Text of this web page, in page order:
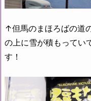
↑但馬のまほろばの道
の上に雪が積もってい
す！